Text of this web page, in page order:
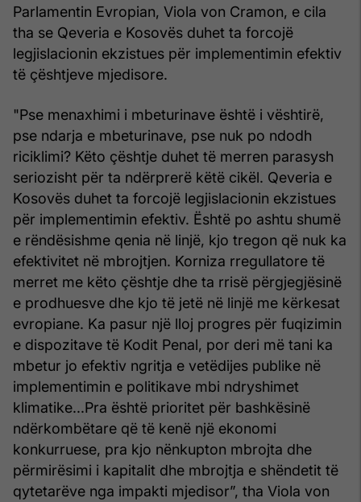
Parlamentin Evropian, Viola von Cramon, e cila
tha se Qeveria e Kosovës duhet ta forcojë
legjislacionin ekzistues për implementimin efektiv
të çështjeve mjedisore.
"Pse menaxhimi i mbeturinave është i vështirë,
pse ndarja e mbeturinave, pse nuk po ndodh
riciklimi? Këto çështje duhet të merren parasysh
seriozisht për ta ndërprerë këtë cikël. Qeveria e
Kosovës duhet ta forcojë legjislacionin ekzistues
për implementimin efektiv. Është po ashtu shumë
e rëndësishme qenia në linjë, kjo tregon që nuk ka
efektivitet në mbrojtjen. Korniza rregullatore të
merret me këto çështje dhe ta rrisë përgjegjësinë
e prodhuesve dhe kjo të jetë në linjë me kërkesat
evropiane. Ka pasur një lloj progres për fuqizimin
e dispozitave të Kodit Penal, por deri më tani ka
mbetur jo efektiv ngritja e vetëdijes publike në
implementimin e politikave mbi ndryshimet
klimatike...Pra është prioritet për bashkësinë
ndërkombëtare që të kenë një ekonomi
konkurruese, pra kjo nënkupton mbrojta dhe
përmirësimi i kapitalit dhe mbrojtja e shëndetit të
qytetarëve nga impakti mjedisor”, tha Viola von